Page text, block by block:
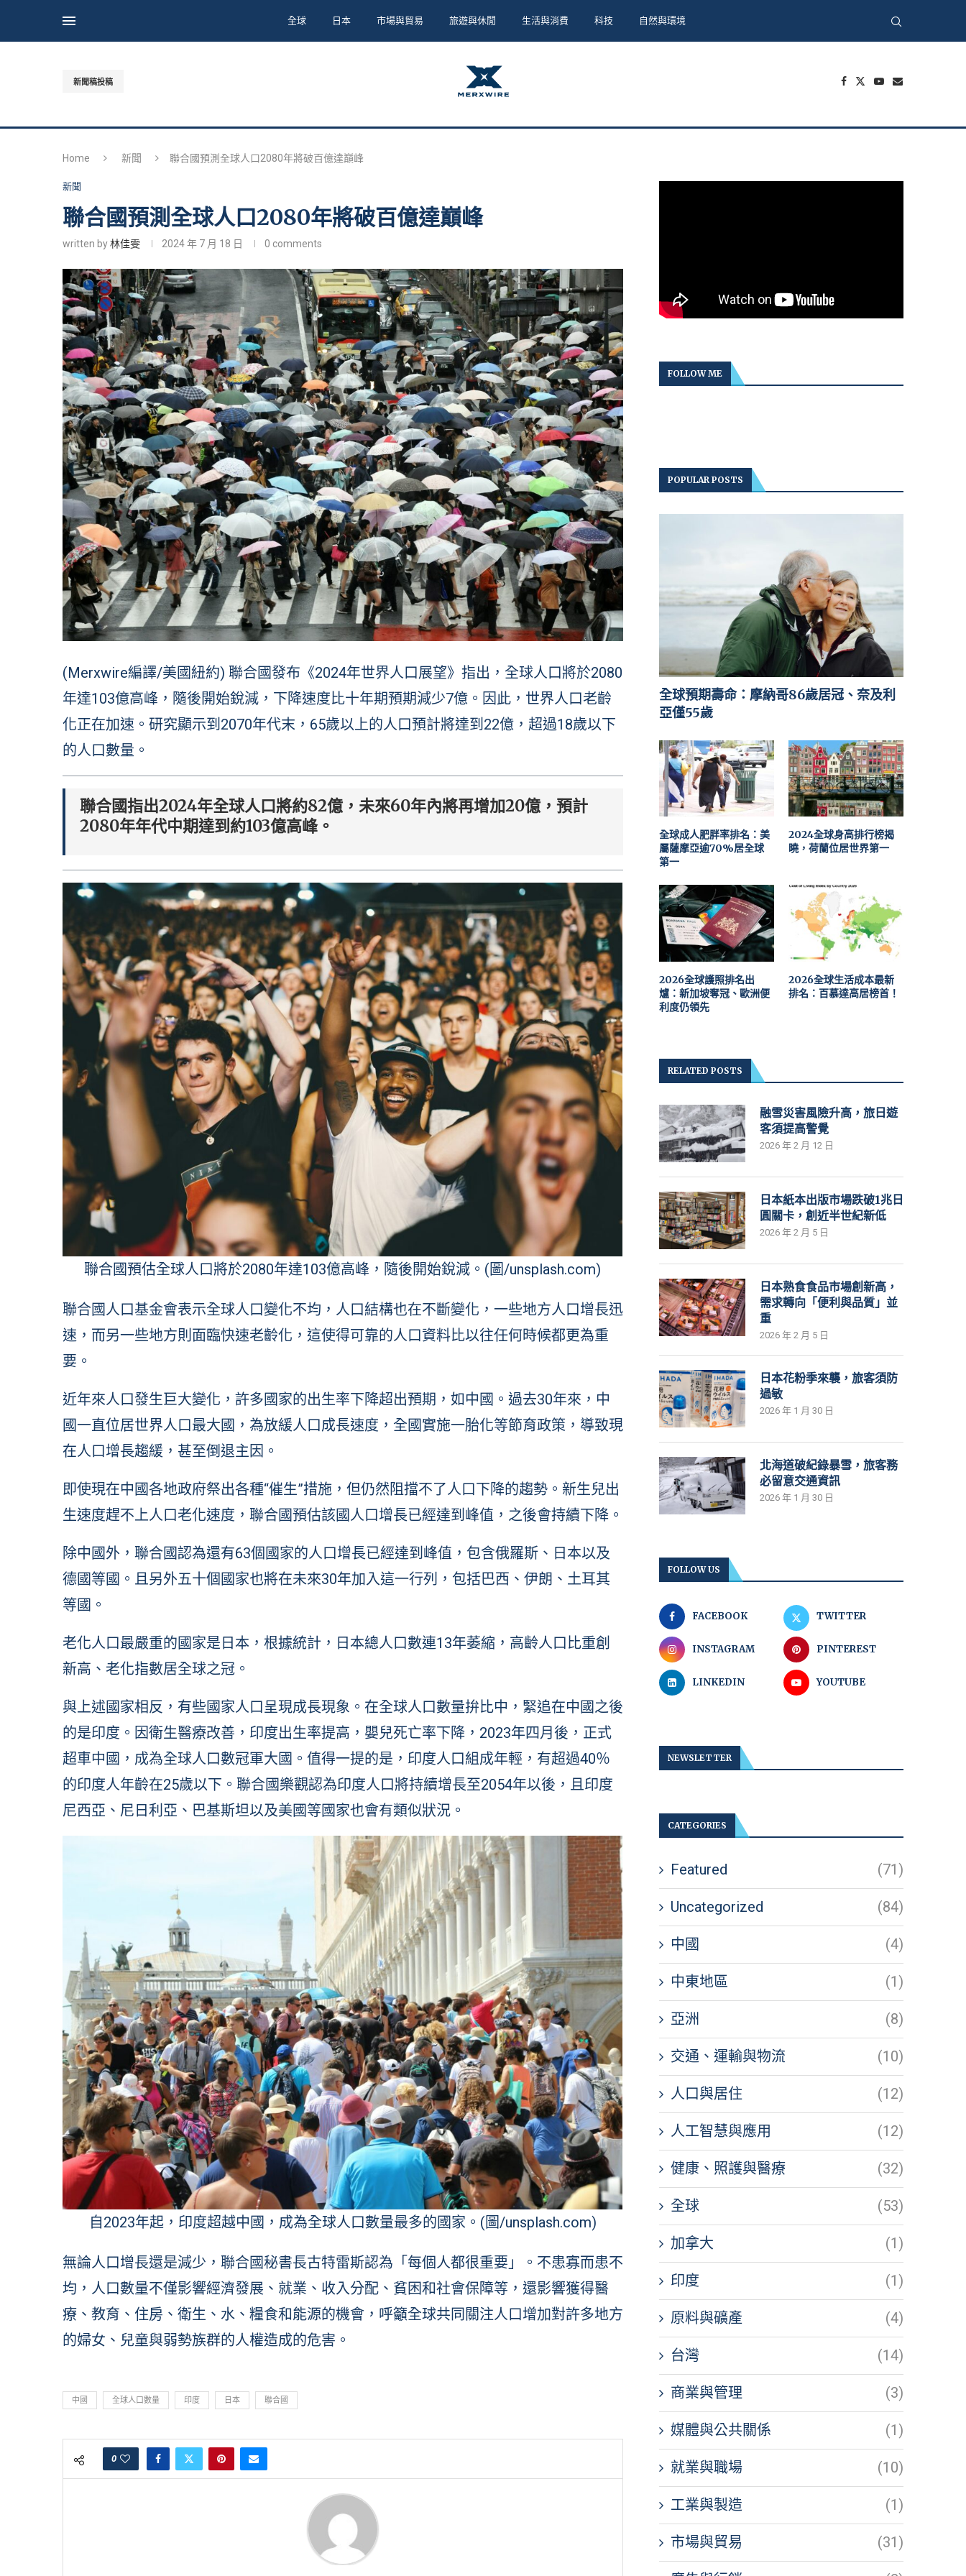
全球 日本 市場與貿易 旅遊與休閒 生活與消費 科技 自然與環境
新聞稿投稿
Home 新聞 聯合國預測全球人口2080年將破百億達巔峰
新聞
聯合國預測全球人口2080年將破百億達巔峰
written by林佳雯 2024 年 7 月 18 日 0 comments
(Merxwire編譯/美國紐約) 聯合國發布《2024年世界人口展望》指出，全球人口將於2080
年達103億高峰，隨後開始銳減，下降速度比十年期預期減少7億。因此，世界人口老齡
化正在加速。研究顯示到2070年代末，65歲以上的人口預計將達到22億，超過18歲以下
的人口數量。
聯合國指出2024年全球人口將約82億，未來60年內將再增加20億，預計
2080年年代中期達到約103億高峰。
聯合國預估全球人口將於2080年達103億高峰，隨後開始銳減。(圖/unsplash.com)
聯合國人口基金會表示全球人口變化不均，人口結構也在不斷變化，一些地方人口增長迅
速，而另一些地方則面臨快速老齡化，這使得可靠的人口資料比以往任何時候都更為重
要。
近年來人口發生巨大變化，許多國家的出生率下降超出預期，如中國。過去30年來，中
國一直位居世界人口最大國，為放緩人口成長速度，全國實施一胎化等節育政策，導致現
在人口增長趨緩，甚至倒退主因。
即使現在中國各地政府祭出各種“催生”措施，但仍然阻擋不了人口下降的趨勢。新生兒出
生速度趕不上人口老化速度，聯合國預估該國人口增長已經達到峰值，之後會持續下降。
除中國外，聯合國認為還有63個國家的人口增長已經達到峰值，包含俄羅斯、日本以及
德國等國。且另外五十個國家也將在未來30年加入這一行列，包括巴西、伊朗、土耳其
等國。
老化人口最嚴重的國家是日本，根據統計，日本總人口數連13年萎縮，高齡人口比重創
新高、老化指數居全球之冠。
與上述國家相反，有些國家人口呈現成長現象。在全球人口數量拚比中，緊追在中國之後
的是印度。因衛生醫療改善，印度出生率提高，嬰兒死亡率下降，2023年四月後，正式
超車中國，成為全球人口數冠軍大國。值得一提的是，印度人口組成年輕，有超過40％
的印度人年齡在25歲以下。聯合國樂觀認為印度人口將持續增長至2054年以後，且印度
尼西亞、尼日利亞、巴基斯坦以及美國等國家也會有類似狀況。
自2023年起，印度超越中國，成為全球人口數量最多的國家。(圖/unsplash.com)
無論人口增長還是減少，聯合國秘書長古特雷斯認為「每個人都很重要」。不患寡而患不
均，人口數量不僅影響經濟發展、就業、收入分配、貧困和社會保障等，還影響獲得醫
療、教育、住房、衛生、水、糧食和能源的機會，呼籲全球共同關注人口增加對許多地方
的婦女、兒童與弱勢族群的人權造成的危害。
中國 全球人口數量 印度 日本 聯合國
0
FOLLOW ME
POPULAR POSTS
全球預期壽命：摩納哥86歲居冠、奈及利
亞僅55歲
全球成人肥胖率排名：美
屬薩摩亞逾70%居全球
第一
2024全球身高排行榜揭
曉，荷蘭位居世界第一
2026全球護照排名出
爐：新加坡奪冠、歐洲便
利度仍領先
2026全球生活成本最新
排名：百慕達高居榜首！
RELATED POSTS
融雪災害風險升高，旅日遊
客須提高警覺
2026 年 2 月 12 日
日本紙本出版市場跌破1兆日
圓關卡，創近半世紀新低
2026 年 2 月 5 日
日本熟食食品市場創新高，
需求轉向「便利與品質」並
重
2026 年 2 月 5 日
日本花粉季來襲，旅客須防
過敏
2026 年 1 月 30 日
北海道破紀錄暴雪，旅客務
必留意交通資訊
2026 年 1 月 30 日
FOLLOW US
FACEBOOK TWITTER
INSTAGRAM PINTEREST
LINKEDIN YOUTUBE
NEWSLETTER
CATEGORIES
Featured (71)
Uncategorized (84)
中國 (4)
中東地區 (1)
亞洲 (8)
交通、運輸與物流 (10)
人口與居住 (12)
人工智慧與應用 (12)
健康、照護與醫療 (32)
全球 (53)
加拿大 (1)
印度 (1)
原料與礦產 (4)
台灣 (14)
商業與管理 (3)
媒體與公共關係 (1)
就業與職場 (10)
工業與製造 (1)
市場與貿易 (31)